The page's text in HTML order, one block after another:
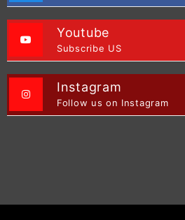
Youtube
Subscribe US
Instagram
Follow us on Instagram